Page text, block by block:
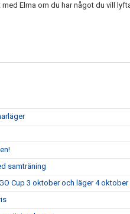
Elma om du har något du vill
samträning
Cup 3 oktober och läger 4 oktober